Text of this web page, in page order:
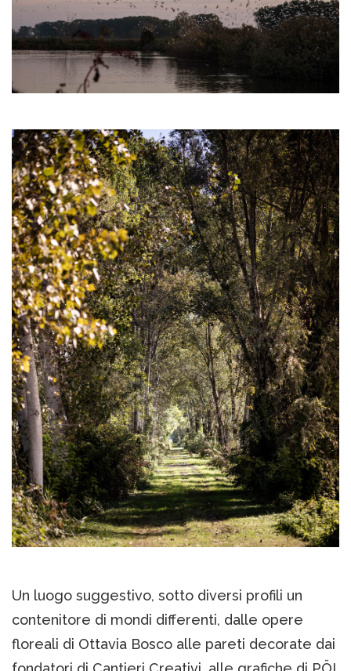
Un luogo suggestivo, sotto diversi profili un
contenitore di mondi differenti, dalle opere
floreali di Ottavia Bosco alle pareti decorate dai